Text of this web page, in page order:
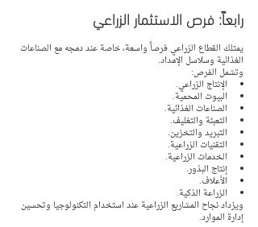
رابعاً: فرص الاستثمار الزراعي
يمتلك القطاع الزراعي فرصاً واسعة، خاصة عند دمجه مع الصناعات
الغذائية وسلاسل الإمداد.
وتشمل الفرص:
الإنتاج الزراعي.
البيوت المحمية.
الصناعات الغذائية.
التعبئة والتغليف.
التبريد والتخزين.
التقنيات الزراعية.
الخدمات الزراعية.
إنتاج البذور.
الأعلاف.
الزراعة الذكية.
ويزداد نجاح المشاريع الزراعية عند استخدام التكنولوجيا وتحسين
إدارة الموارد.